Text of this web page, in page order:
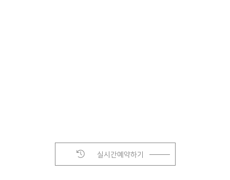
실시간예약하기